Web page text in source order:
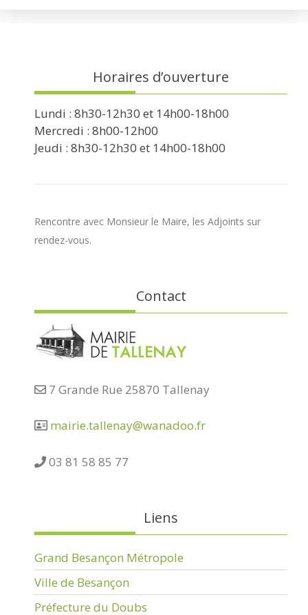
Horaires d’ouverture
Lundi : 8h30-12h30 et 14h00-18h00
Mercredi : 8h00-12h00
Jeudi : 8h30-12h30 et 14h00-18h00
Rencontre avec Monsieur le Maire, les Adjoints sur
rendez-vous.
Contact
7 Grande Rue 25870 Tallenay
mairie.tallenay@wanadoo.fr
03 81 58 85 77
Liens
Grand Besançon Métropole
Ville de Besançon
Préfecture du Doubs